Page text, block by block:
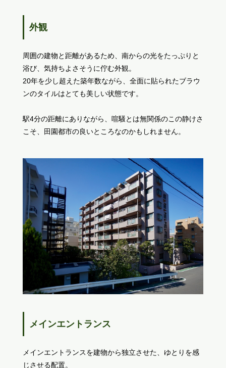
外観
周囲の建物と距離があるため、南からの光をたっぷりと
浴び、気持ちよさそうに佇む外観。
20年を少し超えた築年数ながら、全面に貼られたブラウ
ンのタイルはとても美しい状態です。
駅4分の距離にありながら、喧騒とは無関係のこの静けさ
こそ、田園都市の良いところなのかもしれません。
メインエントランス
メインエントランスを建物から独立させた、ゆとりを感
じさせる配置。